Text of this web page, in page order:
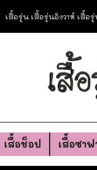
เสื้อรุ่น เสื้อรุ่นอิงวาห์ เสื้
เสื้อช็อป เสื้อซาฟ